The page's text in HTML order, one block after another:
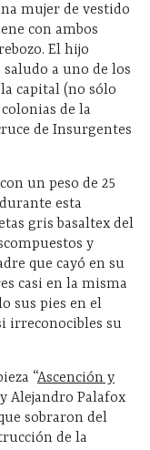
mujer de vestido
con ambos
El hijo
a uno de los
capital (no sólo
de la
de Insurgentes
un peso de 25
esta
gris basaltex del
y
que cayó en su
casi en la misma
sus pies en el
irreconocibles su
“Ascención y
Alejandro Palafox
sobraron del
de la